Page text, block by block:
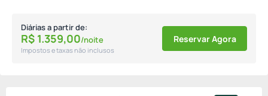
Diárias a partir de:
R$ 1.359,00/noite
Impostos e taxas não inclusos
Reservar Agora